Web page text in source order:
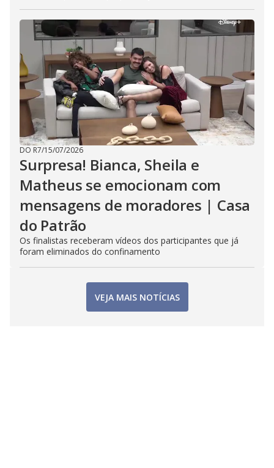
DO R7/15/07/2026
Surpresa! Bianca, Sheila e
Matheus se emocionam com
mensagens de moradores | Casa
do Patrão
Os finalistas receberam vídeos dos participantes que já
foram eliminados do confinamento
VEJA MAIS NOTÍCIAS